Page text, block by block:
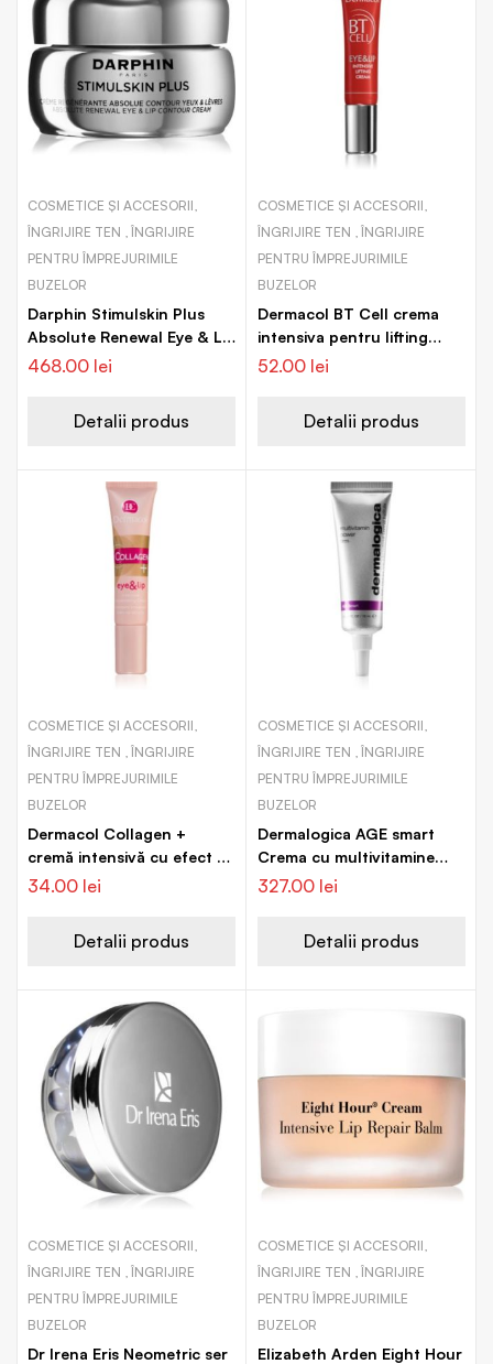
COSMETICE ȘI ACCESORII,
ÎNGRIJIRE TEN , ÎNGRIJIRE
PENTRU ÎMPREJURIMILE
BUZELOR
Darphin Stimulskin Plus
Absolute Renewal Eye & Lip
Contour Cream crema
468.00 lei
Detalii produs
COSMETICE ȘI ACCESORII,
ÎNGRIJIRE TEN , ÎNGRIJIRE
PENTRU ÎMPREJURIMILE
BUZELOR
Dermacol BT Cell crema
intensiva pentru lifting
zona ochilor si a buzelor
52.00 lei
Detalii produs
COSMETICE ȘI ACCESORII,
ÎNGRIJIRE TEN , ÎNGRIJIRE
PENTRU ÎMPREJURIMILE
BUZELOR
Dermacol Collagen +
cremă intensivă cu efect de
întinerire pentru ochi și
34.00 lei
Detalii produs
COSMETICE ȘI ACCESORII,
ÎNGRIJIRE TEN , ÎNGRIJIRE
PENTRU ÎMPREJURIMILE
BUZELOR
Dermalogica AGE smart
Crema cu multivitamine
pentru conturul ochilor si
327.00 lei
Detalii produs
COSMETICE ȘI ACCESORII,
ÎNGRIJIRE TEN , ÎNGRIJIRE
PENTRU ÎMPREJURIMILE
BUZELOR
Dr Irena Eris Neometric ser
COSMETICE ȘI ACCESORII,
ÎNGRIJIRE TEN , ÎNGRIJIRE
PENTRU ÎMPREJURIMILE
BUZELOR
Elizabeth Arden Eight Hour